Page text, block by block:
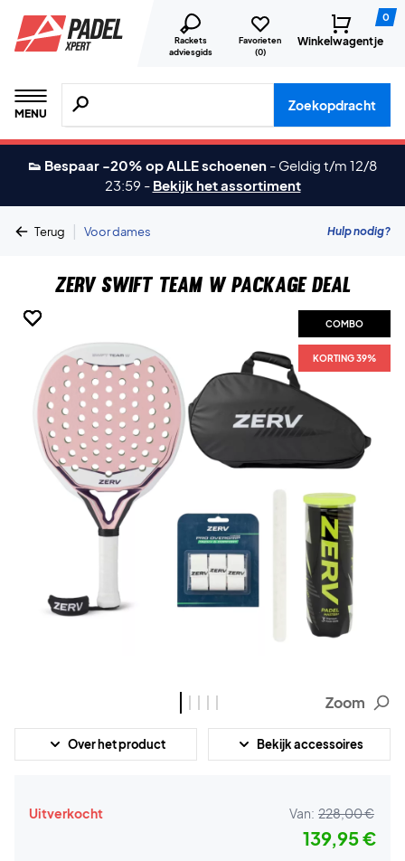
Rackets
adviesgids
Favorieten
(0)
0
Winkelwagentje
MENU
Zoeken naar producten, merken etc.
Zoekopdracht
👟 Bespaar -20% op ALLE schoenen - Geldig t/m 12/8
23:59 - Bekijk het assortiment
Terug | Voor dames Hulp nodig?
ZERV Swift Team W Package Deal
COMBO
KORTING 39%
COMBO
KORTING 39%
COMBO
KORTING 39%
COMBO
KORTING 39%
COMBO
KORTING 39%
Zoom
Over het product Bekijk accessoires
Uitverkocht Van: 228,00 €
139,95 €